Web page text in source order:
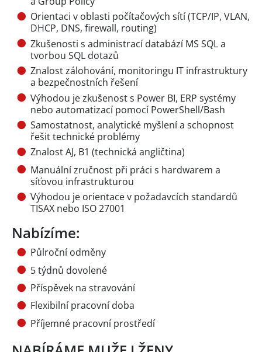
Orientaci v oblasti počítačových sítí (TCP/IP, VLAN,
DHCP, DNS, firewall, routing)
Zkušenosti s administrací databází MS SQL a
tvorbou SQL dotazů
Znalost zálohování, monitoringu IT infrastruktury
a bezpečnostních řešení
Výhodou je zkušenost s Power BI, ERP systémy
nebo automatizací pomocí PowerShell/Bash
Samostatnost, analytické myšlení a schopnost
řešit technické problémy
Znalost AJ, B1 (technická angličtina)
Manuální zručnost při práci s hardwarem a
síťovou infrastrukturou
Výhodou je orientace v požadavcích standardů
TISAX nebo ISO 27001
Nabízíme:
Půlroční odměny
5 týdnů dovolené
Příspěvek na stravování
Flexibilní pracovní doba
Příjemné pracovní prostředí